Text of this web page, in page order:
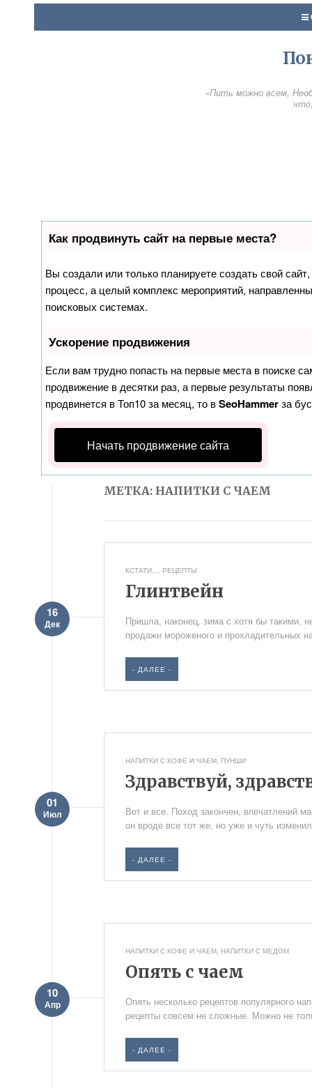
«Пить можно всем,
Как продвинуть сайт на первые места?
Вы создали или только планируете создать свой
процесс, а целый комплекс мероприятий,
поисковых системах.
Ускорение продвижения
Если вам трудно попасть на первые места в поиске
продвижение в десятки раз, а первые результаты
продвинется в Топ10 за месяц, то вSeoHammerза
Начать продвижение сайта
МЕТКА: НАПИТКИ С ЧАЕМ
КСТАТИ..., РЕЦЕПТЫ
Глинтвейн
16
Дек
Пришла, наконец, зима с хотя бы такими,
продажи мороженого и прохладительных
- ДАЛЕЕ -
НАПИТКИ С КОФЕ И ЧАЕМ, ПУНШИ
Здравствуй,
01
Июл
Вот и все. Поход закончен, впечатлений
он вроде все тот же, но уже и чуть
- ДАЛЕЕ -
НАПИТКИ С КОФЕ И ЧАЕМ, НАПИТКИ С МЕДОМ
Опять с чаем
10
Апр
Опять несколько рецептов популярного
рецепты совсем не сложные. Можно не
- ДАЛЕЕ -